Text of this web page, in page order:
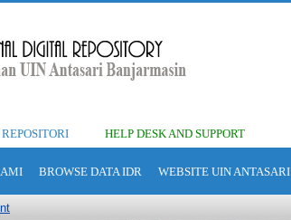
HELP DESK AND SUPPORT
BROWSE DATA IDR WEBSITE UIN ANTASARI